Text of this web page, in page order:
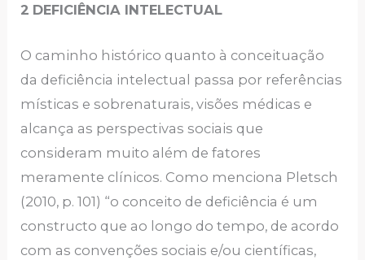
2 DEFICIÊNCIA INTELECTUAL
O caminho histórico quanto à conceituação
da deficiência intelectual passa por referências
místicas e sobrenaturais, visões médicas e
alcança as perspectivas sociais que
consideram muito além de fatores
meramente clínicos. Como menciona Pletsch
(2010, p. 101) “o conceito de deficiência é um
constructo que ao longo do tempo, de acordo
com as convenções sociais e/ou científicas,